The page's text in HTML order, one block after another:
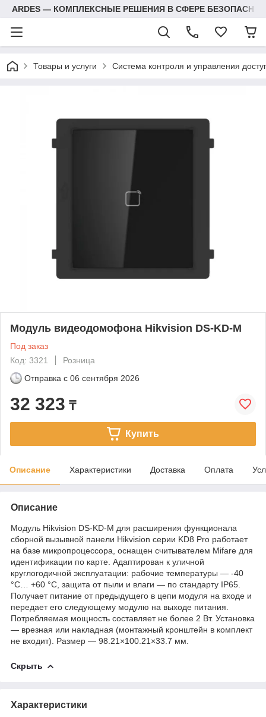
ARDES — КОМПЛЕКСНЫЕ РЕШЕНИЯ В СФЕРЕ
Товары и услуги Система контроля и управления
Модуль видеодомофона Hikvision DS-KD-M
Под заказ
Код: 3321
Розница
Отправка с 06 сентября 2026
32 323 ₸
Купить
Описание Характеристики Доставка Оплата
Описание
Модуль Hikvision DS-KD-M для расширения функционала
сборной вызывной панели Hikvision серии KD8 Pro работает
на базе микропроцессора, оснащен считывателем Mifare для
идентификации по карте. Адаптирован к уличной
круглогодичной эксплуатации: рабочие температуры — -40
°C… +60 °C, защита от пыли и влаги — по стандарту IP65.
Получает питание от предыдущего в цепи модуля на входе и
передает его следующему модулю на выходе питания.
Потребляемая мощность составляет не более 2 Вт. Установка
— врезная или накладная (монтажный кронштейн в комплект
не входит). Размер — 98.21×100.21×33.7 мм.
Скрыть
Характеристики